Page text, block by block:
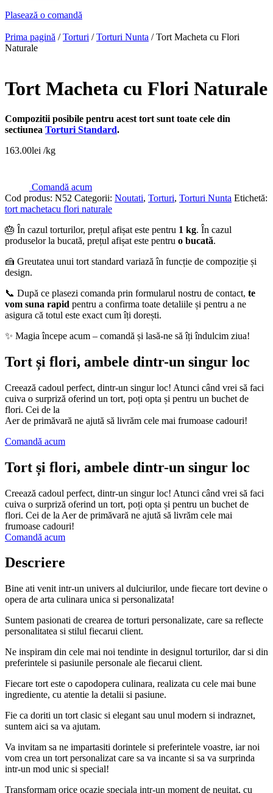
Plasează o comandă
Prima pagină /Torturi /Torturi Nunta / Tort Macheta cu Flori
Naturale
Tort Macheta cu Flori Naturale
Compozitii posibile pentru acest tort sunt toate cele din
sectiunea Torturi Standard.
163.00lei /kg
Comandă acum
Cod produs: N52 Categorii: Noutati, Torturi, Torturi Nunta Etichetă:
tort machetacu flori naturale
🎂 În cazul torturilor, prețul afișat este pentru 1 kg. În cazul
produselor la bucată, prețul afișat este pentru o bucată.
🍰 Greutatea unui tort standard variază în funcție de compoziție și
design.
📞 După ce plasezi comanda prin formularul nostru de contact, te
vom suna rapid pentru a confirma toate detaliile și pentru a ne
asigura că totul este exact cum îți dorești.
✨ Magia începe acum – comandă și lasă-ne să îți îndulcim ziua!
Tort și flori, ambele dintr-un singur loc
Creează cadoul perfect, dintr-un singur loc! Atunci când vrei să faci
cuiva o surpriză oferind un tort, poți opta și pentru un buchet de
flori. Cei de la
Aer de primăvară ne ajută să livrăm cele mai frumoase cadouri!
Comandă acum
Tort și flori, ambele dintr-un singur loc
Creează cadoul perfect, dintr-un singur loc! Atunci când vrei să faci
cuiva o surpriză oferind un tort, poți opta și pentru un buchet de
flori. Cei de la Aer de primăvară ne ajută să livrăm cele mai
frumoase cadouri!
Comandă acum
Descriere
Bine ati venit intr-un univers al dulciurilor, unde fiecare tort devine o
opera de arta culinara unica si personalizata!
Suntem pasionati de crearea de torturi personalizate, care sa reflecte
personalitatea si stilul fiecarui client.
Ne inspiram din cele mai noi tendinte in designul torturilor, dar si din
preferintele si pasiunile personale ale fiecarui client.
Fiecare tort este o capodopera culinara, realizata cu cele mai bune
ingrediente, cu atentie la detalii si pasiune.
Fie ca doriti un tort clasic si elegant sau unul modern si indraznet,
suntem aici sa va ajutam.
Va invitam sa ne impartasiti dorintele si preferintele voastre, iar noi
vom crea un tort personalizat care sa va incante si sa va surprinda
intr-un mod unic si special!
Transformam orice ocazie speciala intr-un moment de neuitat, cu